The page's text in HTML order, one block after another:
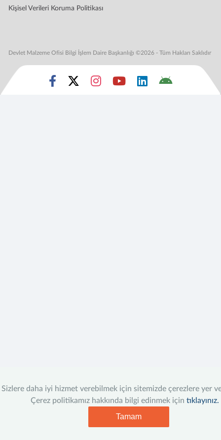
Sizlere daha iyi hizmet verebilmek için sitemizde çerezlere yer
Çerez politikamız hakkında bilgi edinmek için tıklayınız.
Tamam
Kişisel Verileri Koruma Politikası
Devlet Malzeme Ofisi Bilgi İşlem Daire Başkanlığı ©2026 - Tüm Hakları Saklıdır